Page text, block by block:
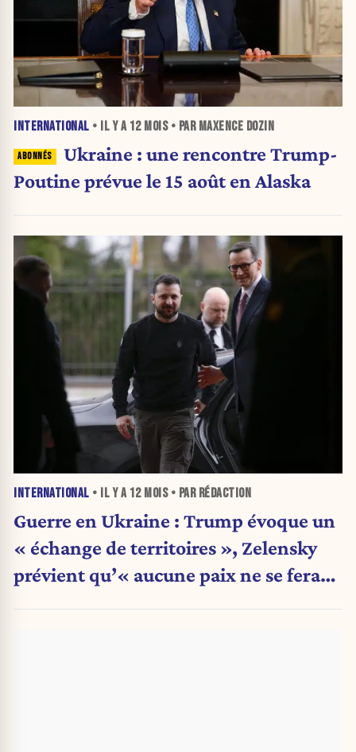
INTERNATIONAL • IL Y A 12 MOIS• PAR MAXENCE DOZIN
Ukraine : une rencontre Trump-
Poutine prévue le 15 août en Alaska
INTERNATIONAL • IL Y A 12 MOIS• PAR RÉDACTION
Guerre en Ukraine : Trump évoque un
« échange de territoires », Zelensky
prévient qu’« aucune paix ne se fera